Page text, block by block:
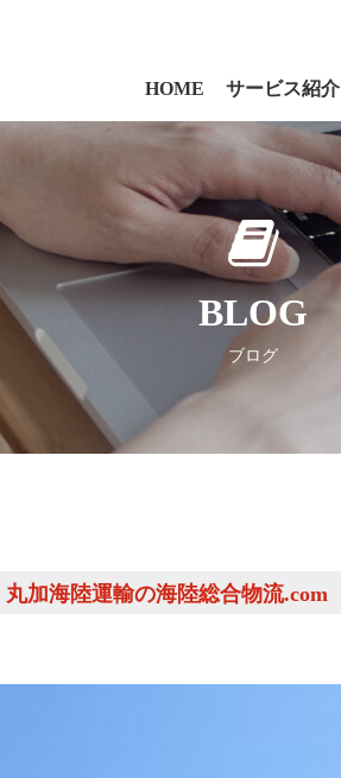
HOME サービス紹介
BLOG
ブログ
丸加海陸運輸の海陸総合物流.com